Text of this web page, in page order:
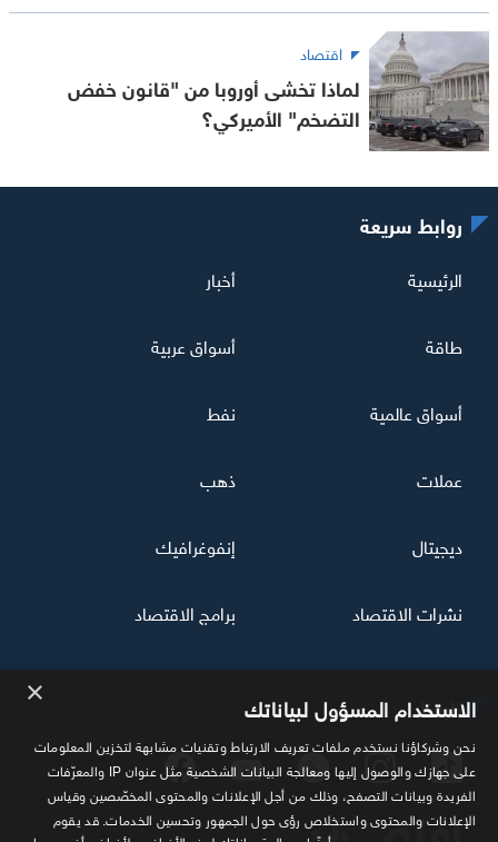
اقتصاد
لماذا تخشى أوروبا من "قانون خفض
التضخم" الأميركي؟
تابعنا
روابط سريعة
الرئيسية أخبار
طاقة أسواق عربية
أسواق عالمية نفط
عملات ذهب
ديجيتال إنفوغرافيك
نشرات الاقتصاد برامج الاقتصاد
× الاستخدام المسؤول لبياناتك
نحن وشركاؤنا نستخدم ملفات تعريف الارتباط وتقنيات مشابهة لتخزين المعلومات
على جهازك والوصول إليها ومعالجة البيانات الشخصية مثل عنوان IP والمعرّفات
الفريدة وبيانات التصفح، وذلك من أجل الإعلانات والمحتوى المخصّصين وقياس
الإعلانات والمحتوى واستخلاص رؤى حول الجمهور وتحسين الخدمات. قد يقوم